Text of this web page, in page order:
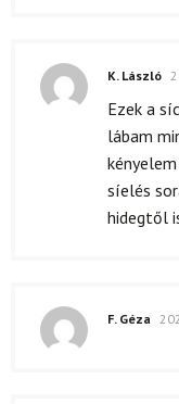
K. László
Ezek a
lábam
síelés
hidegtől
F. Géza